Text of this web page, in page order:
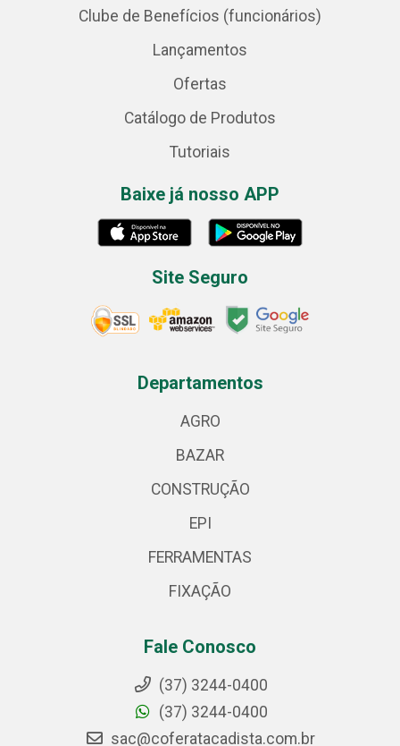
Clube de Benefícios (funcionários)
Lançamentos
Ofertas
Catálogo de Produtos
Tutoriais
Baixe já nosso APP
Site Seguro
Departamentos
AGRO
BAZAR
CONSTRUÇÃO
EPI
FERRAMENTAS
FIXAÇÃO
Fale Conosco
(37) 3244-0400
(37) 3244-0400
sac@coferatacadista.com.br